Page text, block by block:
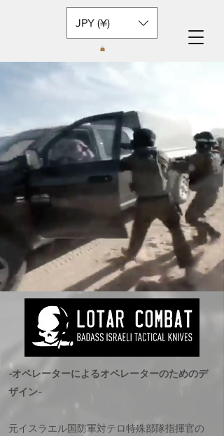
JPY (¥)
-オペレーターによるオペレーターのためのデ
ザイン-
元イスラエル国防軍対テロ特殊部隊指揮官の